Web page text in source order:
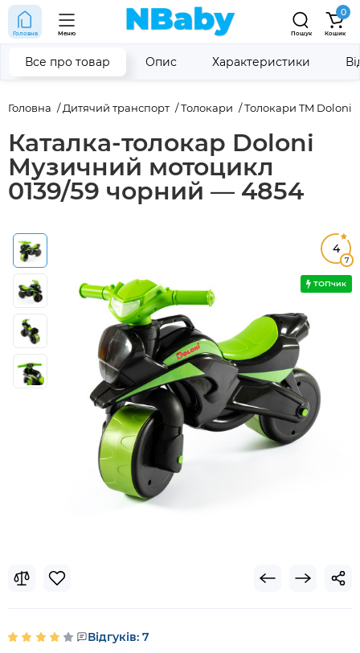
Головна Меню Пошук
0
Кошик
Головна Дитячий транспорт Толокари Толокари TM Doloni
Каталка-толокар Doloni
Музичний мотоцикл
0139/59 чорний — 4854
Все про товар Опис Характеристики
4
7
ТОПчик
Відгуків: 7